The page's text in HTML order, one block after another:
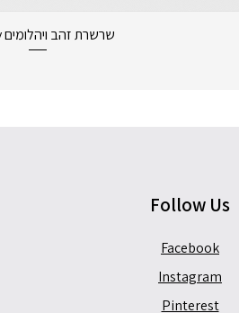
תצוגה מהירה
שרשרת זהב ויהלומים Trinity
Follow Us
Facebook
Instagram
Pinterest